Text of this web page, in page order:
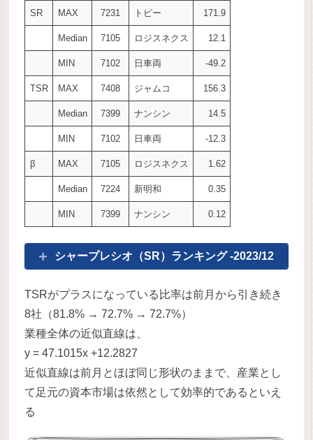
SR MAX 7231 トピー 171.9
Median 7105 ロジスネクス 12.1
MIN 7102 日車両 -49.2
TSR MAX 7408 ジャムコ 156.3
Median 7399 ナンシン 14.5
MIN 7102 日車両 -12.3
β MAX 7105 ロジスネクス 1.62
Median 7224 新明和 0.35
MIN 7399 ナンシン 0.12
シャープレシオ（SR）ランキング -2023/12
TSRがプラスになっている比率は前月から引き続き
8社（81.8% → 72.7% → 72.7%）
業種全体の近似直線は、
y = 47.1015x +12.2827
近似直線は前月とほぼ同じ形状のままで、産業とし
て足元の資本市場は依然として効率的であるといえ
る